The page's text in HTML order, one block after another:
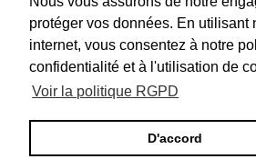
protéger vos données. En utilisant
internet, vous consentez à notre
confidentialité et à l'utilisation de
Voir la politique RGPD
D'accord